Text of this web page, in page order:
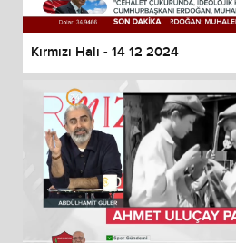
Kırmızı Halı - 14 12 2024